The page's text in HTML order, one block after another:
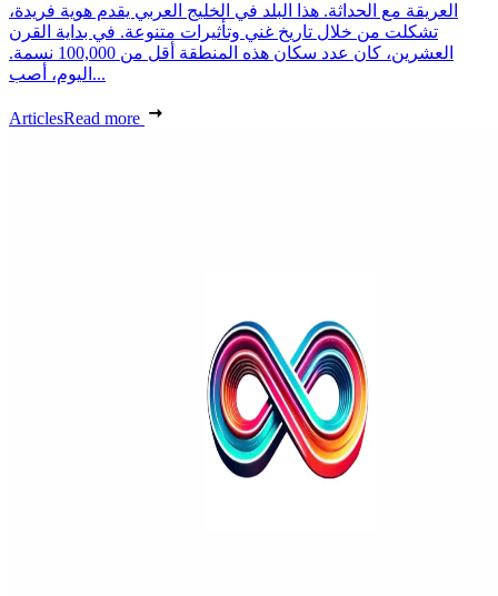
العريقة مع الحداثة. هذا البلد في الخليج العربي يقدم هوية فريدة،
تشكلت من خلال تاريخ غني وتأثيرات متنوعة. في بداية القرن
العشرين، كان عدد سكان هذه المنطقة أقل من 100,000 نسمة.
اليوم، أصب...
ArticlesRead more